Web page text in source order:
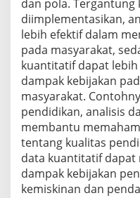
dan pola. Tergantung
diimplementasikan,
lebih efektif dalam
pada masyarakat,
kuantitatif dapat
dampak kebijakan
masyarakat.
pendidikan, analisis
membantu
tentang kualitas
data kuantitatif
dampak kebijakan
kemiskinan dan